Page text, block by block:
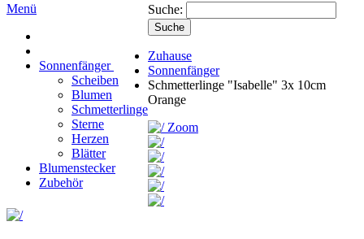
Menü
Sonnenfänger
Scheiben
Blumen
Schmetterlinge
Sterne
Herzen
Blätter
Blumenstecker
Zubehör
Suche:
Suche
Zuhause
Sonnenfänger
Schmetterlinge "Isabelle" 3x 10cm
Orange
Zoom